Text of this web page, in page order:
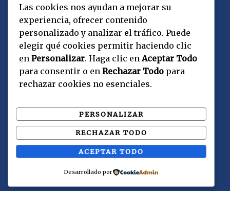
Copyright © 2026 CEPaU | Powered by CEPaU
Contacto
Suipacha 1034, Ciudad de Buenos Aires. C1008AVV.
Argentina.
(011) 4328-0859/9570, int 122
informes@cepau.org.ar
Las cookies nos ayudan a mejorar su
experiencia, ofrecer contenido
personalizado y analizar el tráfico. Puede
elegir qué cookies permitir haciendo clic
en Personalizar. Haga clic en Aceptar Todo
para consentir o en Rechazar Todo para
rechazar cookies no esenciales.
PERSONALIZAR
RECHAZAR TODO
ACEPTAR TODO
Desarrollado por